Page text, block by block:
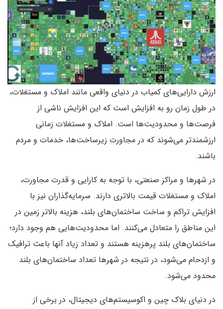
ارزش دارایی‌های کمیاب در دنیای واقعی مانند املاک و مستغلات،
در طول زمان رو به افزایش است که این افزایش ناشی از
فرصت‌ها و محدودیت‌ها است. املاک و مستغلات زمانی
ارزشمندتر می‌شوند که در مجاورت زیرساخت‌ها، خدمات و مردم
باشند.
در شهرها و مراکز صنعتی، با توجه به کارایی و قدرت مجاورت،
املاک و مستغلات قیمت بالاتری دارند. سرمایه‌گذاران نیز با
افزایش تراکم و ساخت ساختمان‌های بلند، هزینه بالاتر زمین در
این مناطق را متعادل می‌کنند. اما محدودیت‌هایی هم وجود دارد؛
ساختمان‌های بلند پرهزینه هستند و تعداد زیاد آنها باعث ترافیک
و ازدحام می‌شود، در نتیجه در شهرها تعداد ساختمان‌های بلند
محدود می‌شود.
در دنیای بلاک چین و اکوسیستم‌های دیجیتال، در برخی از